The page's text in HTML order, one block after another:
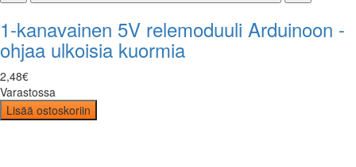
1-kanavainen 5V relemoduuli Arduinoon -
ohjaa ulkoisia kuormia
2,48€
Varastossa
Lisää ostoskoriin